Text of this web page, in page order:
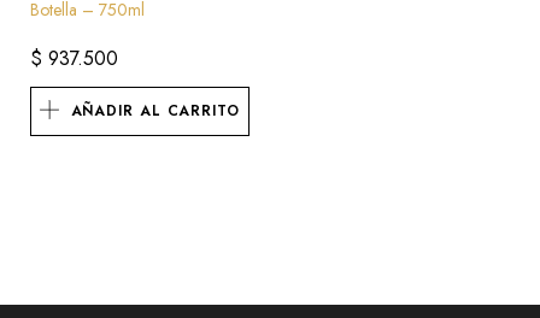
Botella – 750ml
$ 937.500
AÑADIR AL CARRITO